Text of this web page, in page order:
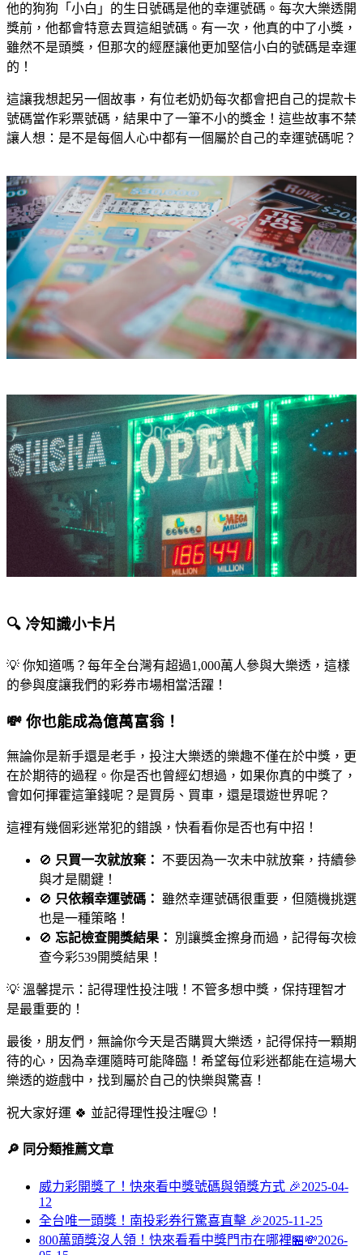
他的狗狗「小白」的生日號碼是他的幸運號碼。每次大樂透開
獎前，他都會特意去買這組號碼。有一次，他真的中了小獎，
雖然不是頭獎，但那次的經歷讓他更加堅信小白的號碼是幸運
的！
這讓我想起另一個故事，有位老奶奶每次都會把自己的提款卡
號碼當作彩票號碼，結果中了一筆不小的獎金！這些故事不禁
讓人想：是不是每個人心中都有一個屬於自己的幸運號碼呢？
🔍 冷知識小卡片
💡 你知道嗎？每年全台灣有超過1,000萬人參與大樂透，這樣
的參與度讓我們的彩券市場相當活躍！
💸 你也能成為億萬富翁！
無論你是新手還是老手，投注大樂透的樂趣不僅在於中獎，更
在於期待的過程。你是否也曾經幻想過，如果你真的中獎了，
會如何揮霍這筆錢呢？是買房、買車，還是環遊世界呢？
這裡有幾個彩迷常犯的錯誤，快看看你是否也有中招！
🚫 只買一次就放棄：
不要因為一次未中就放棄，持續參
與才是關鍵！
🚫 只依賴幸運號碼：
雖然幸運號碼很重要，但隨機挑選
也是一種策略！
🚫 忘記檢查開獎結果：
別讓獎金擦身而過，記得每次檢
查今彩539開獎結果！
💡 溫馨提示：記得理性投注哦！不管多想中獎，保持理智才
是最重要的！
最後，朋友們，無論你今天是否購買大樂透，記得保持一顆期
待的心，因為幸運隨時可能降臨！希望每位彩迷都能在這場大
樂透的遊戲中，找到屬於自己的快樂與驚喜！
祝大家好運 🍀 並記得理性投注喔😉！
🔎 同分類推薦文章
威力彩開獎了！快來看中獎號碼與領獎方式 🎉2025-04-
12
全台唯一頭獎！南投彩券行驚喜直擊 🎉2025-11-25
800萬頭獎沒人領！快來看看中獎門市在哪裡🏪💸2026-